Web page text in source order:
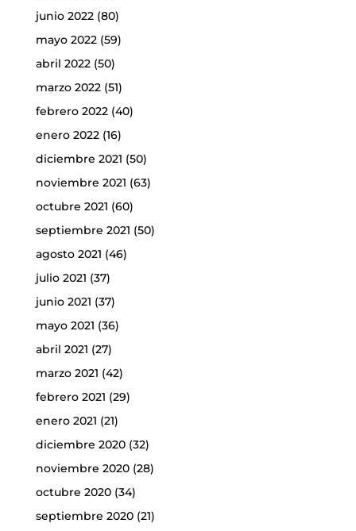
junio 2022(80)
mayo 2022(59)
abril 2022(50)
marzo 2022(51)
febrero 2022(40)
enero 2022(16)
diciembre 2021 (50)
noviembre 2021 (63)
octubre 2021 (60)
septiembre 2021 (50)
agosto 2021 (46)
julio 2021 (37)
junio 2021 (37)
mayo 2021 (36)
abril 2021 (27)
marzo 2021 (42)
febrero 2021 (29)
enero 2021 (21)
diciembre 2020(32)
noviembre 2020(28)
octubre 2020(34)
septiembre 2020(21)